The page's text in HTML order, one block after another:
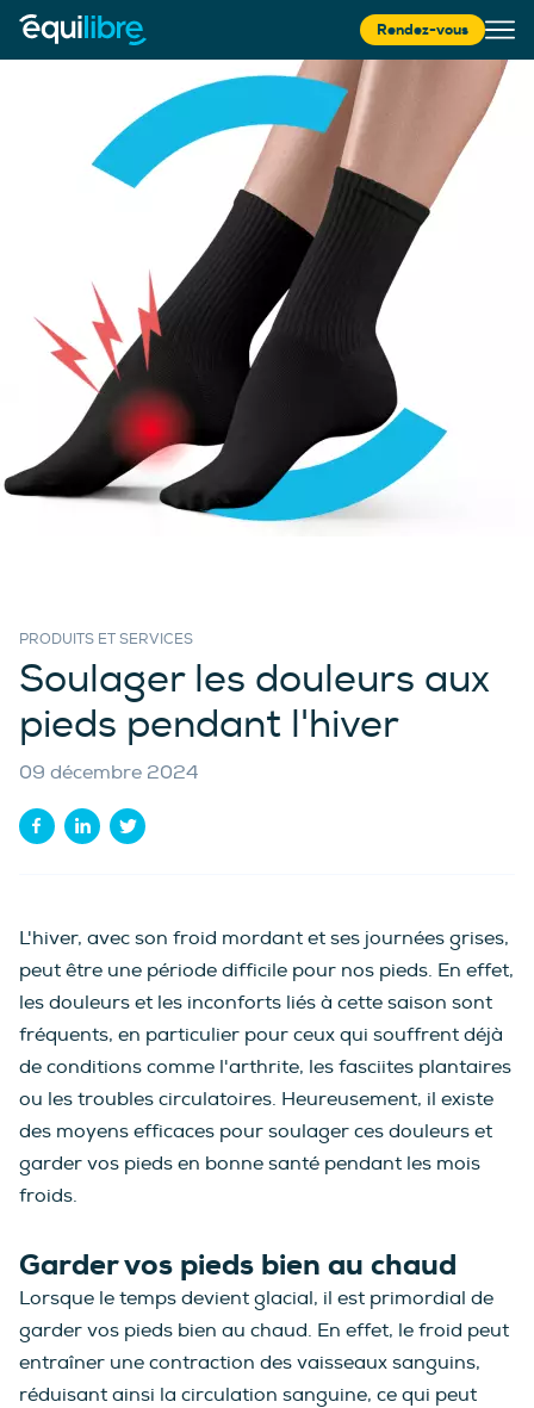
Rendez-vous
PRODUITS ET SERVICES
Soulager les douleurs aux
pieds pendant l'hiver
09 décembre 2024
L'hiver, avec son froid mordant et ses journées grises,
peut être une période difficile pour nos pieds. En effet,
les douleurs et les inconforts liés à cette saison sont
fréquents, en particulier pour ceux qui souffrent déjà
de conditions comme l'arthrite, les fasciites plantaires
ou les troubles circulatoires. Heureusement, il existe
des moyens efficaces pour soulager ces douleurs et
garder vos pieds en bonne santé pendant les mois
froids.
Garder vos pieds bien au chaud
Lorsque le temps devient glacial, il est primordial de
garder vos pieds bien au chaud. En effet, le froid peut
entraîner une contraction des vaisseaux sanguins,
réduisant ainsi la circulation sanguine, ce qui peut